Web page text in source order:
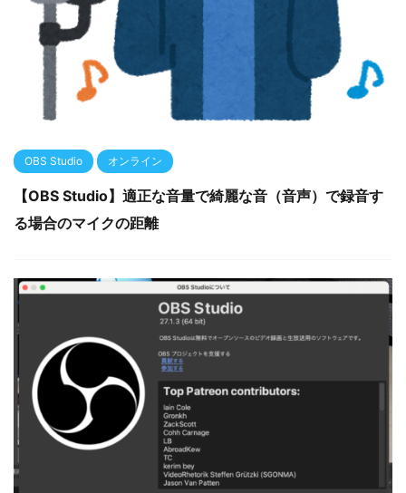
OBS Studio オンライン
【OBS Studio】適正な音量で綺麗な音（音声）で録音す
る場合のマイクの距離